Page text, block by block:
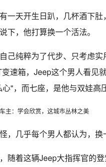
一天开生日趴，几杯酒下
下，他打算换一个活法。
己纯粹为了代步、只考虑
变速箱，Jeep这个男人看见
"，而七座，是他与双娃高
，几乎每个男人都认为，换
随着这辆Jeep大指挥官的